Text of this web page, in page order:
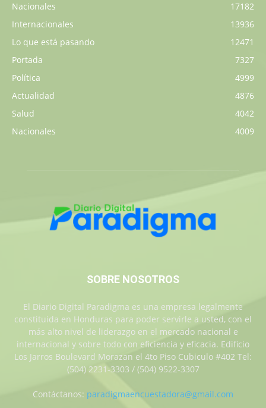
Nacionales
17182
Internacionales
13936
Lo que está pasando
12471
Portada
7327
Política
4999
Actualidad
4876
Salud
4042
Nacionales
4009
SOBRE NOSOTROS
El Diario Digital Paradigma es una empresa legalmente
constituida en Honduras para poder servirle a usted, con el
más alto nivel de liderazgo en el mercado nacional e
internacional y sobre todo con eficiencia y eficacia. Edificio
Los Jarros Boulevard Morazan el 4to Piso Cubiculo #402 Tel:
(504) 2231-3303 / (504) 9522-3307
Contáctanos: paradigmaencuestadora@gmail.com